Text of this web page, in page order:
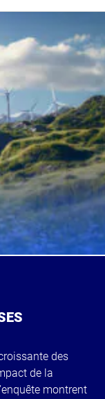
des
de la
montrent